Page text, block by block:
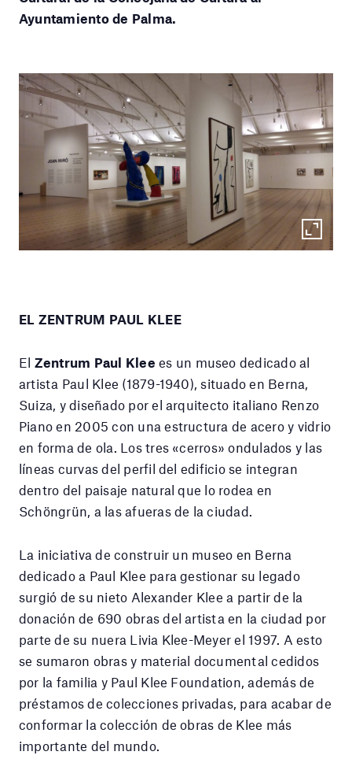
Ayuntamiento de Palma.
EL ZENTRUM PAUL KLEE
El Zentrum Paul Klee es un museo dedicado al
artista Paul Klee (1879-1940), situado en Berna,
Suiza, y diseñado por el arquitecto italiano Renzo
Piano en 2005 con una estructura de acero y vidrio
en forma de ola. Los tres «cerros» ondulados y las
líneas curvas del perfil del edificio se integran
dentro del paisaje natural que lo rodea en
Schöngrün, a las afueras de la ciudad.
La iniciativa de construir un museo en Berna
dedicado a Paul Klee para gestionar su legado
surgió de su nieto Alexander Klee a partir de la
donación de 690 obras del artista en la ciudad por
parte de su nuera Livia Klee-Meyer el 1997. A esto
se sumaron obras y material documental cedidos
por la familia y Paul Klee Foundation, además de
préstamos de colecciones privadas, para acabar de
conformar la colección de obras de Klee más
importante del mundo.